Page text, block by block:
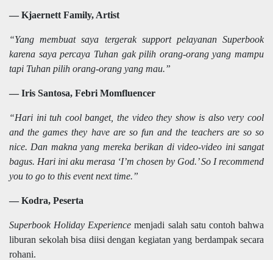
— Kjaernett Family, Artist
“Yang membuat saya tergerak support pelayanan Superbook
karena saya percaya Tuhan gak pilih orang-orang yang mampu
tapi Tuhan pilih orang-orang yang mau.”
— Iris Santosa, Febri Momfluencer
“Hari ini tuh cool banget, the video they show is also very cool
and the games they have are so fun and the teachers are so so
nice. Dan makna yang mereka berikan di video-video ini sangat
bagus. Hari ini aku merasa ‘I’m chosen by God.’ So I recommend
you to go to this event next time.”
— Kodra, Peserta
Superbook Holiday Experience menjadi salah satu contoh bahwa
liburan sekolah bisa diisi dengan kegiatan yang berdampak secara
rohani.